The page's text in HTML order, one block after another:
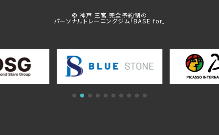
© 神戸 三宮 完全予約制の
パーソナルトレーニングジム「BASE for」